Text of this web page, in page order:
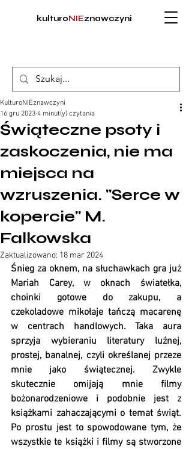
kulturoNIEznawczyni
Świąteczne psoty i
zaskoczenia, nie ma
miejsca na
wzruszenia. "Serce w
kopercie" M.
Falkowska
KulturoNIEznawczyni
16 gru 2023 4 minut(y) czytania
Zaktualizowano: 18 mar 2024
Śnieg za oknem, na słuchawkach gra już
Mariah Carey, w oknach światełka,
choinki gotowe do zakupu, a
czekoladowe mikołaje tańczą macarenę
w centrach handlowych. Taka aura
sprzyja wybieraniu literatury luźnej,
prostej, banalnej, czyli określanej przeze
mnie jako świątecznej. Zwykle
skutecznie omijają mnie filmy
bożonarodzeniowe i podobnie jest z
książkami zahaczającymi o temat świąt.
Po prostu jest to spowodowane tym, że
wszystkie te książki i filmy są stworzone